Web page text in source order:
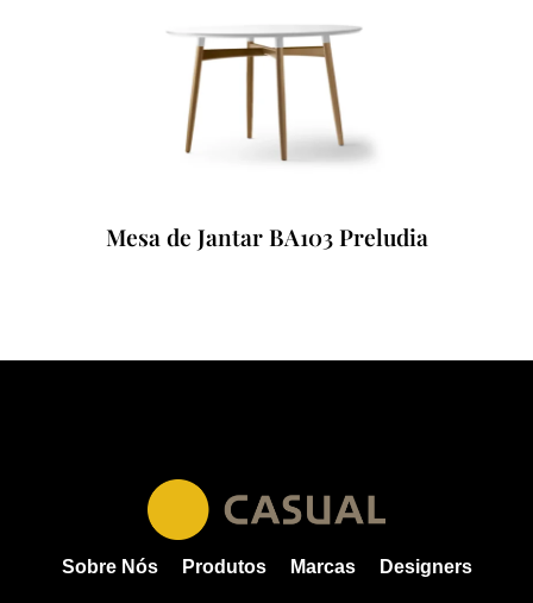
Mesa de Jantar BA103 Preludia
Sobre Nós Produtos Marcas Designers